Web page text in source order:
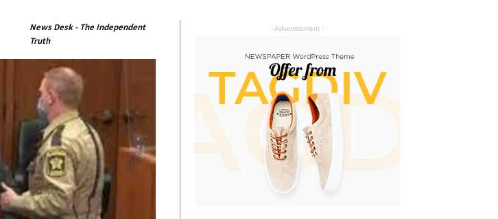
News Desk - The Independent
Truth
- Advertisement -